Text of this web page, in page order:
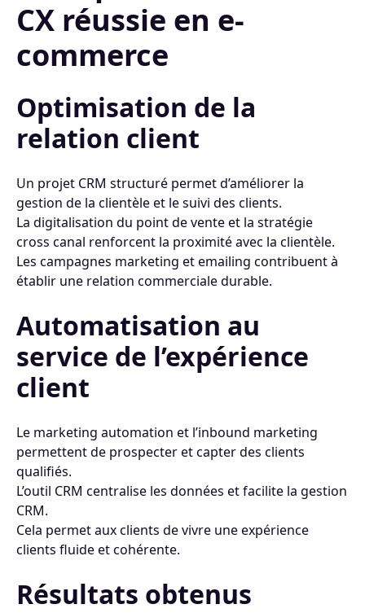
CX réussie en e-
commerce
Optimisation de la
relation client
Un projet CRM structuré permet d’améliorer la
gestion de la clientèle et le suivi des clients.
La digitalisation du point de vente et la stratégie
cross canal renforcent la proximité avec la clientèle.
Les campagnes marketing et emailing contribuent à
établir une relation commerciale durable.
Automatisation au
service de l’expérience
client
Le marketing automation et l’inbound marketing
permettent de prospecter et capter des clients
qualifiés.
L’outil CRM centralise les données et facilite la gestion
CRM.
Cela permet aux clients de vivre une expérience
clients fluide et cohérente.
Résultats obtenus